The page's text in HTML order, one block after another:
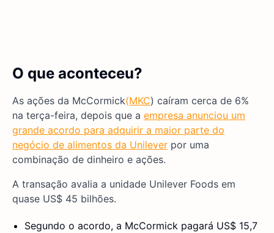
O que aconteceu?
As ações da McCormick(MKC) caíram cerca de 6%
na terça-feira, depois que a empresa anunciou um
grande acordo para adquirir a maior parte do
negócio de alimentos da Unilever por uma
combinação de dinheiro e ações.
A transação avalia a unidade Unilever Foods em
quase US$ 45 bilhões.
Segundo o acordo, a McCormick pagará US$ 15,7